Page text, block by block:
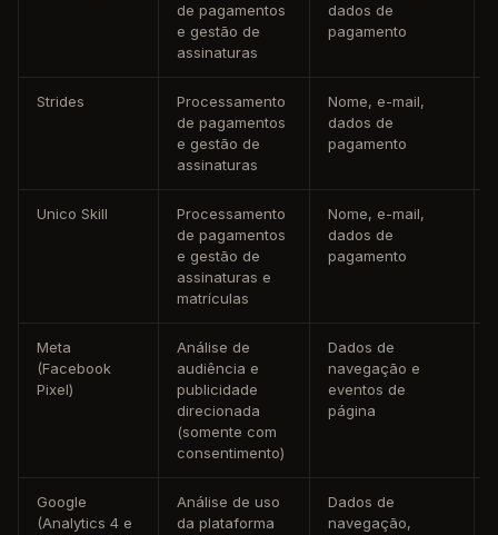
de pagamentos
e gestão de
assinaturas
dados de
pagamento
Strides
Processamento
de pagamentos
e gestão de
assinaturas
Nome, e-mail,
dados de
pagamento
Unico Skill
Processamento
de pagamentos
e gestão de
assinaturas e
matrículas
Nome, e-mail,
dados de
pagamento
Meta
(Facebook
Pixel)
Análise de
audiência e
publicidade
direcionada
(somente com
consentimento)
Dados de
navegação e
eventos de
página
Google
(Analytics 4 e
Análise de uso
da plataforma
Dados de
navegação,